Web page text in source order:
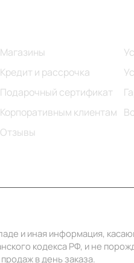
Магазины
Кредит и рассрочка
Подарочный сертификат
Корпоративным клиентам
Отзывы
и иная информация,
кодекса РФ, и не
в день заказа.